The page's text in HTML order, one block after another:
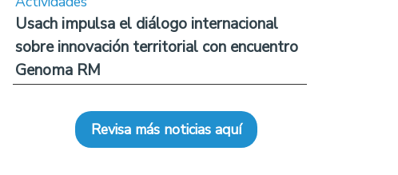
Usach impulsa el diálogo internacional
sobre innovación territorial con encuentro
Genoma RM
Revisa más noticias aquí